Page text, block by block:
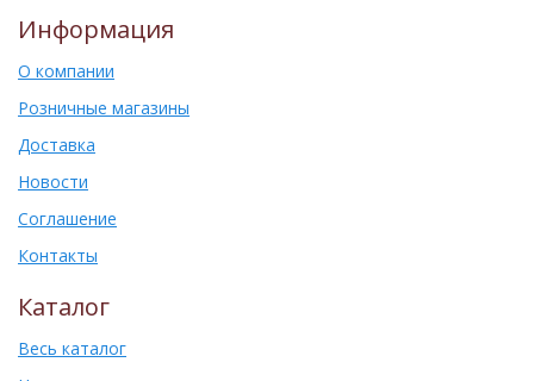
Информация
О компании
Розничные магазины
Доставка
Новости
Соглашение
Контакты
Каталог
Весь каталог